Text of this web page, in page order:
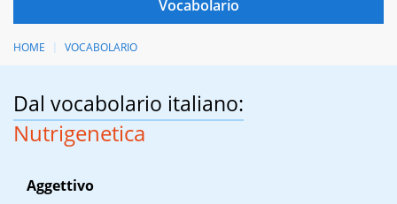
HOME VOCABOLARIO
Dal vocabolario italiano:
Nutrigenetica
Aggettivo